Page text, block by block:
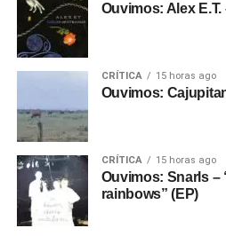
Ouvimos: Alex
CRÍTICA 15 horas ago
Ouvimos:
CRÍTICA 15 horas ago
Ouvimos: Snarls –
rainbows” (EP)